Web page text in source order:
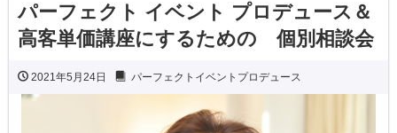
パーフェクト イベント プロデュース＆
高客単価講座にするための 個別相談会
2021年5月24日 パーフェクトイベントプロデュース